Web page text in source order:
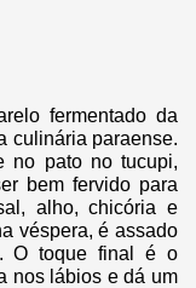
fermentado da
culinária paraense.
no pato no tucupi,
bem fervido para
alho, chicória e
véspera, é assado
O toque final é o
nos lábios e dá um